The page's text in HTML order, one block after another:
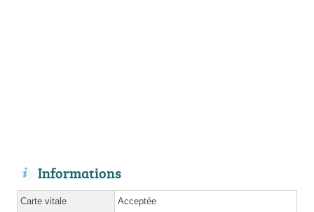
Informations
Carte vitale Acceptée